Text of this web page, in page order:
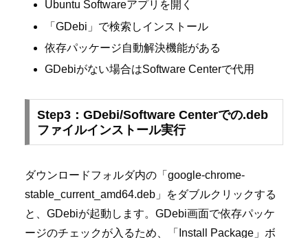
Ubuntu Softwareアプリを開く
「GDebi」で検索しインストール
依存パッケージ自動解決機能がある
GDebiがない場合はSoftware Centerで代用
Step3：GDebi/Software Centerでの.deb
ファイルインストール実行
ダウンロードフォルダ内の「google-chrome-
stable_current_amd64.deb」をダブルクリックする
と、GDebiが起動します。GDebi画面で依存パッケ
ージのチェックが入るため、「Install Package」ボ